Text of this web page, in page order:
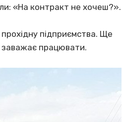
«На контракт не хочеш?».
підприємства. Ще
заважає працювати.